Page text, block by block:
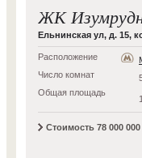
ЖК
Ельнинская ул, д. 15,
Расположение
Число комнат
Общая площадь
Стоимость 78 000